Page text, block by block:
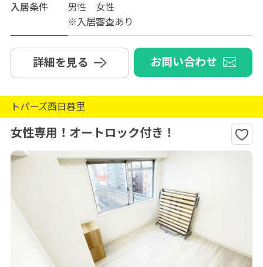
入居条件
男性 女性
※入居審査あり
詳細を見る お問い合わせ
トパーズ西日暮里
女性専用！オートロック付き！